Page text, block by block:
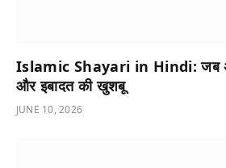
Islamic Shayari in Hindi: जब
और इबादत की खुशबू
JUNE 10, 2026